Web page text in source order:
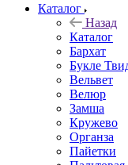
Каталог
Назад
Каталог
Бархат
Букле
Вельвет
Велюр
Замша
Кружево
Органза
Пайетки